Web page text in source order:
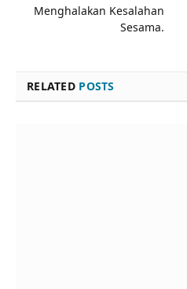
Menghalakan Kesalahan
Sesama.
RELATED POSTS